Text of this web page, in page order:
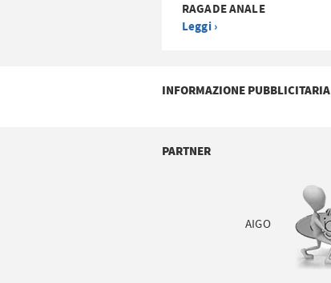
RAGADE ANALE
Leggi ›
INFORMAZIONE PUBBLICITARIA
PARTNER
AIGO